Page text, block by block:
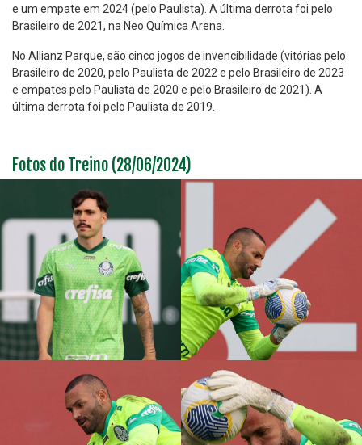
e um empate em 2024 (pelo Paulista). A última derrota foi pelo
Brasileiro de 2021, na Neo Química Arena.
No Allianz Parque, são cinco jogos de invencibilidade (vitórias pelo
Brasileiro de 2020, pelo Paulista de 2022 e pelo Brasileiro de 2023
e empates pelo Paulista de 2020 e pelo Brasileiro de 2021). A
última derrota foi pelo Paulista de 2019.
Fotos do Treino (28/06/2024)